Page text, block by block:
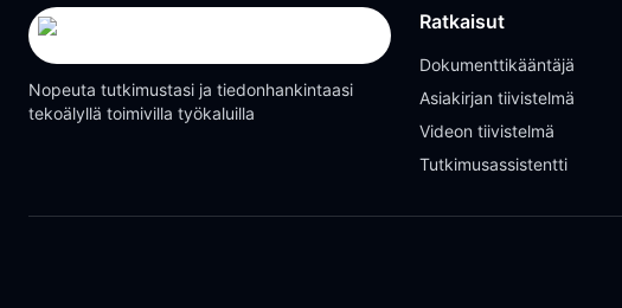
Nopeuta tutkimustasi ja tiedonhankintaasi
tekoälyllä toimivilla työkaluilla
Ratkaisut
Dokumenttikääntäjä
Asiakirjan tiivistelmä
Videon tiivistelmä
Tutkimusassistentti